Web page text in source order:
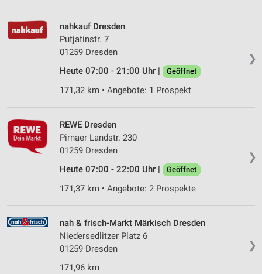
❯
nahkauf Dresden
Putjatinstr. 7
01259 Dresden
Heute 07:00 - 21:00 Uhr |
Geöffnet
171,32 km • Angebote: 1 Prospekt
❯
REWE Dresden
Pirnaer Landstr. 230
01259 Dresden
Heute 07:00 - 22:00 Uhr |
Geöffnet
171,37 km • Angebote: 2 Prospekte
❯
nah & frisch-Markt Märkisch Dresden
Niedersedlitzer Platz 6
01259 Dresden
171,96 km